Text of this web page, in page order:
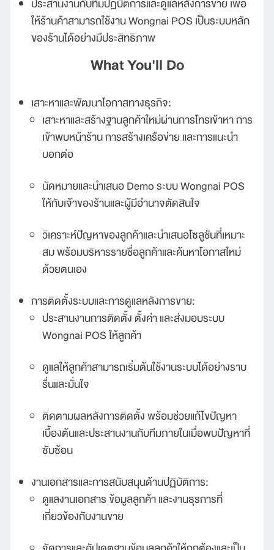
ประสานงานกับทีมปฏิบัติการและดูแลหลังการขาย เพื่อ
ให้ร้านค้าสามารถใช้งาน Wongnai POS เป็นระบบหลัก
ของร้านได้อย่างมีประสิทธิภาพ
What You'll Do
เสาะหาและพัฒนาโอกาสทางธุรกิจ:
เสาะหาและสร้างฐานลูกค้าใหม่ผ่านการโทรเข้าหา การ
เข้าพบหน้าร้าน การสร้างเครือข่าย และการแนะนำ
บอกต่อ
นัดหมายและนำเสนอ Demo ระบบ Wongnai POS
ให้กับเจ้าของร้านและผู้มีอำนาจตัดสินใจ
วิเคราะห์ปัญหาของลูกค้าและนำเสนอโซลูชันที่เหมาะ
สม พร้อมบริหารรายชื่อลูกค้าและค้นหาโอกาสใหม่
ด้วยตนเอง
การติดตั้งระบบและการดูแลหลังการขาย:
ประสานงานการติดตั้ง ตั้งค่า และส่งมอบระบบ
Wongnai POS ให้ลูกค้า
ดูแลให้ลูกค้าสามารถเริ่มต้นใช้งานระบบได้อย่างราบ
รื่นและมั่นใจ
ติดตามผลหลังการติดตั้ง พร้อมช่วยแก้ไขปัญหา
เบื้องต้นและประสานงานกับทีมภายในเมื่อพบปัญหาที่
ซับซ้อน
งานเอกสารและการสนับสนุนด้านปฏิบัติการ:
ดูแลงานเอกสาร ข้อมูลลูกค้า และงานธุรการที่
เกี่ยวข้องกับงานขาย